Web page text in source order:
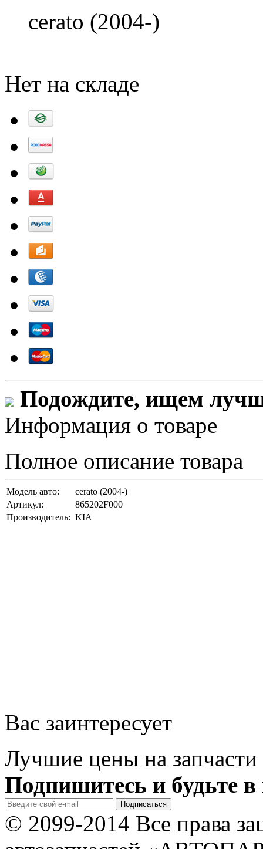
cerato (2004-)
Нет на складе
Подождите, ищем
Информация о товаре
Полное описание товара
Модель авто:
cerato (2004-)
Артикул:
865202F000
Производитель: KIA
Вас заинтересует
Лучшие цены на запчасти
Подпишитесь и будьте в
© 2099-2014 Все права